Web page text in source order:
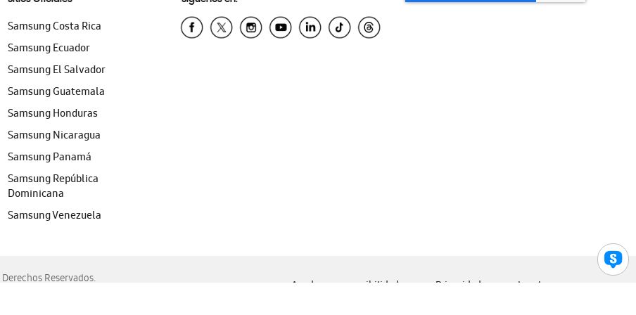
Samsung Costa Rica
Samsung Ecuador
Samsung El Salvador
Samsung Guatemala
Samsung Honduras
Samsung Nicaragua
Samsung Panamá
Samsung República
Dominicana
Samsung Venezuela
Reservados.
Ayuda para accesibilidad Privacidad Legal